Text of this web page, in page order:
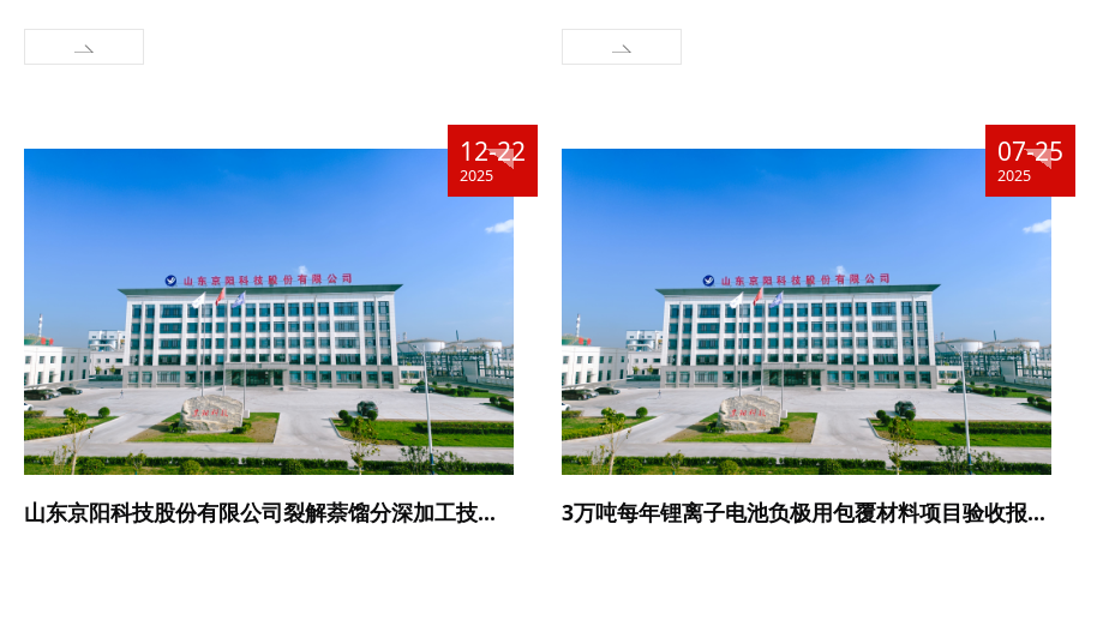
12-22
2025
山东京阳科技股份有限公司裂解萘馏分深加工技改项目环境影响评价第一次公示
07-25
2025
3万吨每年锂离子电池负极用包覆材料项目验收报告公示